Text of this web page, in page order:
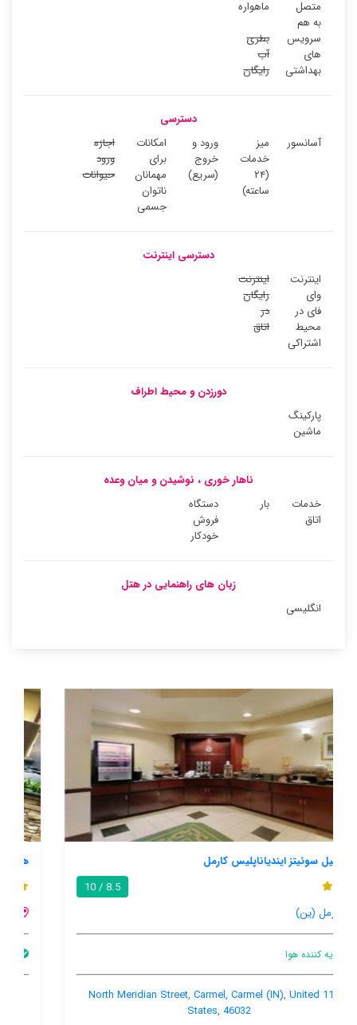
متصل
به هم
ماهواره
سرویس
های
بهداشتی
بطری
آب
رایگان
دسترسی
آسانسور
میز
خدمات
(۲۴
ساعته)
ورود و
خروج
(سریع)
امکانات
برای
مهمانان
ناتوان
جسمی
اجازه
ورود
حیوانات
دسترسی اینترنت
اینترنت
وای
فای در
محیط
اشتراکی
اینترنت
رایگان
در
اتاق
دورزدن و محیط اطراف
پارکینگ
ماشین
ناهار خوری ، نوشیدن و میان وعده
خدمات
اتاق
بار
دستگاه
فروش
خودکار
زبان های راهنمایی در هتل
انگلیسی
هتل رنایسانس ایندیاناپلیس نرت
کارمل (ین)
بار
11925 North Meridian Street, Carmel, Carmel (IN), United
States, 46032